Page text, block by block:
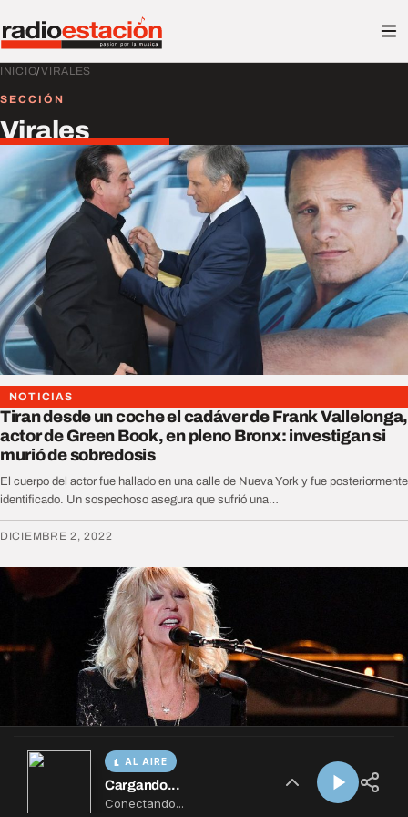
AL AIRE
Cargando...
Conectando...